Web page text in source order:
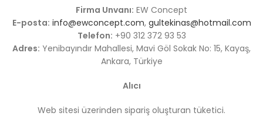
Firma Unvanı: EW Concept
E-posta: info@ewconcept.com, gultekinas@hotmail.com
Telefon: +90 312 372 93 53
Adres: Yenibayındır Mahallesi, Mavi Göl Sokak No: 15, Kayaş,
Ankara, Türkiye
Alıcı
Web sitesi üzerinden sipariş oluşturan tüketici.